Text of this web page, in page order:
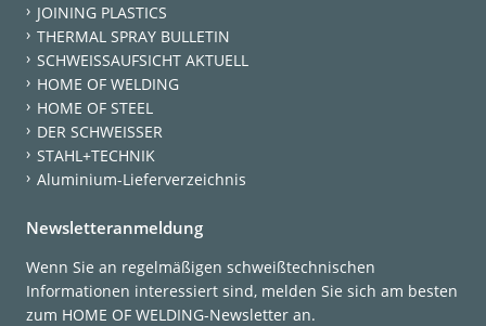
JOINING PLASTICS
THERMAL SPRAY BULLETIN
SCHWEISSAUFSICHT AKTUELL
HOME OF WELDING
HOME OF STEEL
DER SCHWEISSER
STAHL+TECHNIK
Aluminium-Lieferverzeichnis
Newsletteranmeldung
Wenn Sie an regelmäßigen schweißtechnischen
Informationen interessiert sind, melden Sie sich am besten
zum HOME OF WELDING-Newsletter an.